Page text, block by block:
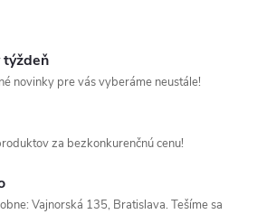
týždeň
novinky pre vás vyberáme neustále!
za bezkonkurenčnú cenu!
Vajnorská 135, Bratislava. Tešíme sa